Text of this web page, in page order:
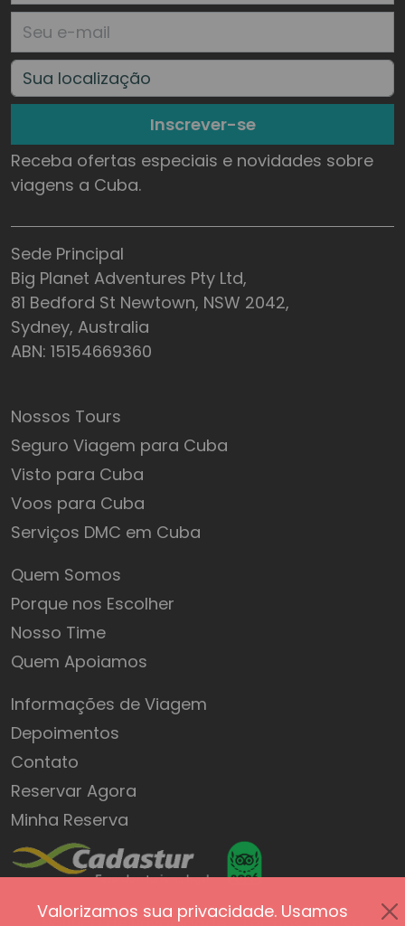
Inscrever-se
Receba ofertas especiais e novidades sobre
viagens a Cuba.
Sede Principal
Big Planet Adventures Pty Ltd,
81 Bedford St Newtown, NSW 2042,
Sydney, Australia
ABN: 15154669360
Nossos Tours
Seguro Viagem para Cuba
Visto para Cuba
Voos para Cuba
Serviços DMC em Cuba
Quem Somos
Porque nos Escolher
Nosso Time
Quem Apoiamos
Informações de Viagem
Depoimentos
Contato
Reservar Agora
Minha Reserva
Valorizamos sua privacidade. Usamos